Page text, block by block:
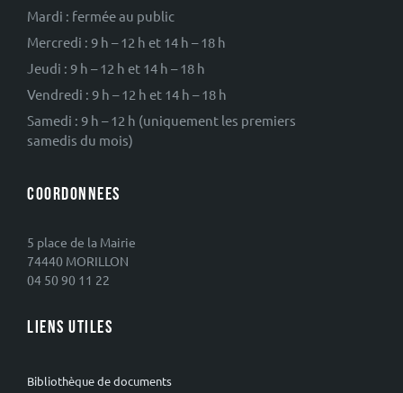
Mardi : fermée au public
Mercredi : 9 h – 12 h et 14 h – 18 h
Jeudi : 9 h – 12 h et 14 h – 18 h
Vendredi : 9 h – 12 h et 14 h – 18 h
Samedi : 9 h – 12 h (uniquement les premiers
samedis du mois)
COORDONNEES
5 place de la Mairie
74440 MORILLON
04 50 90 11 22
LIENS UTILES
Bibliothèque de documents